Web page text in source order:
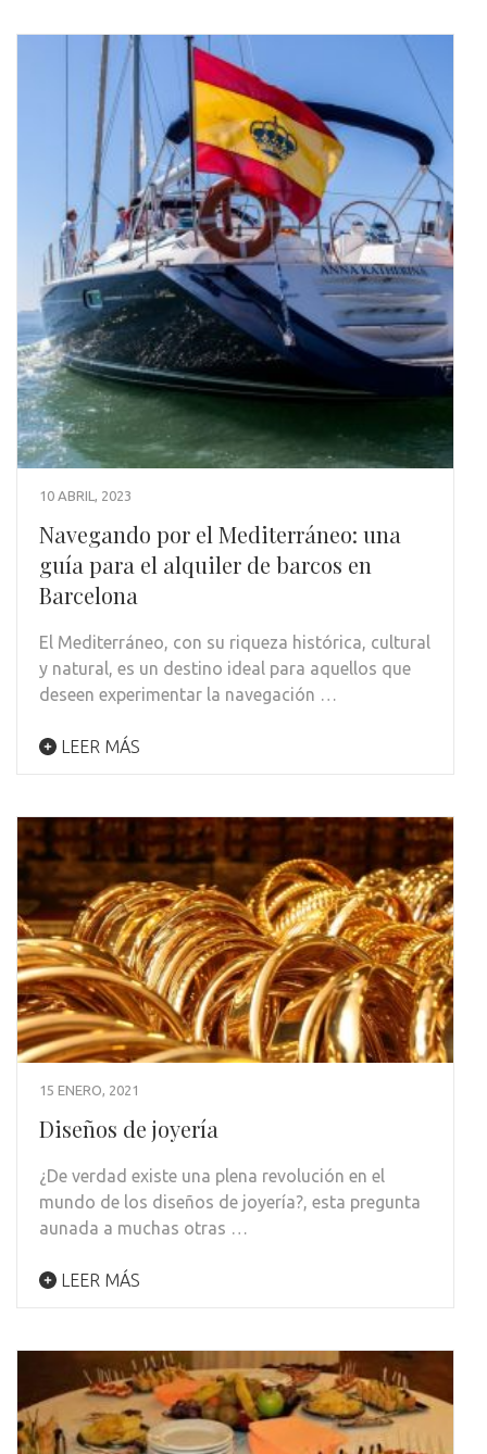
10 ABRIL, 2023
Navegando por el Mediterráneo: una
guía para el alquiler de barcos en
Barcelona
El Mediterráneo, con su riqueza histórica, cultural
y natural, es un destino ideal para aquellos que
deseen experimentar la navegación …
LEER MÁS
15 ENERO, 2021
Diseños de joyería
¿De verdad existe una plena revolución en el
mundo de los diseños de joyería?, esta pregunta
aunada a muchas otras …
LEER MÁS